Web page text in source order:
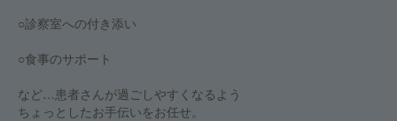
○診察室への付き添い
○食事のサポート
など…患者さんが過ごしやすくなるよう
ちょっとしたお手伝いをお任せ。